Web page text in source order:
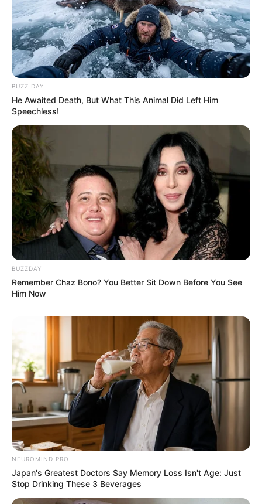
BUZZ DAY
He Awaited Death, But What This Animal Did Left Him
Speechless!
BUZZDAY
Remember Chaz Bono? You Better Sit Down Before You See
Him Now
NEUROMIND PRO
Japan's Greatest Doctors Say Memory Loss Isn't Age: Just
Stop Drinking These 3 Beverages